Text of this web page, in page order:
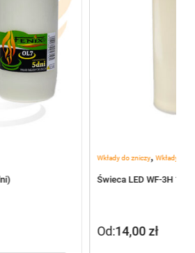
Wkłady do zniczy,Wkłady
Świeca LED WF-3H
Od:14,00zł